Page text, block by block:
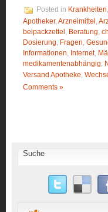
Posted in Krankheiten,
Apotheker, Arzneimittel
beipackzettel Beratung
Dosierung Fragen
Informationen Internet,
medikamentenabhängig
Versand Apotheke,
Comments »